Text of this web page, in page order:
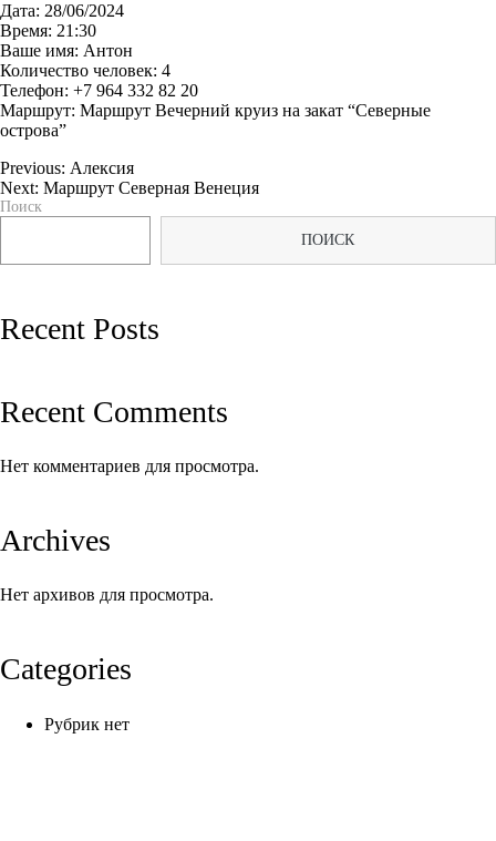
Дата: 28/06/2024
Время: 21:30
Ваше имя: Антон
Количество человек: 4
Телефон: +7 964 332 82 20
Маршрут: Маршрут Вечерний круиз на закат “Северные
острова”
Навигация
записям
Previous: Алексия
Next: Маршрут Северная Венеция
Поиск
ПОИСК
Recent Posts
Recent Comments
Нет комментариев для просмотра.
Archives
Нет архивов для просмотра.
Categories
Рубрик нет